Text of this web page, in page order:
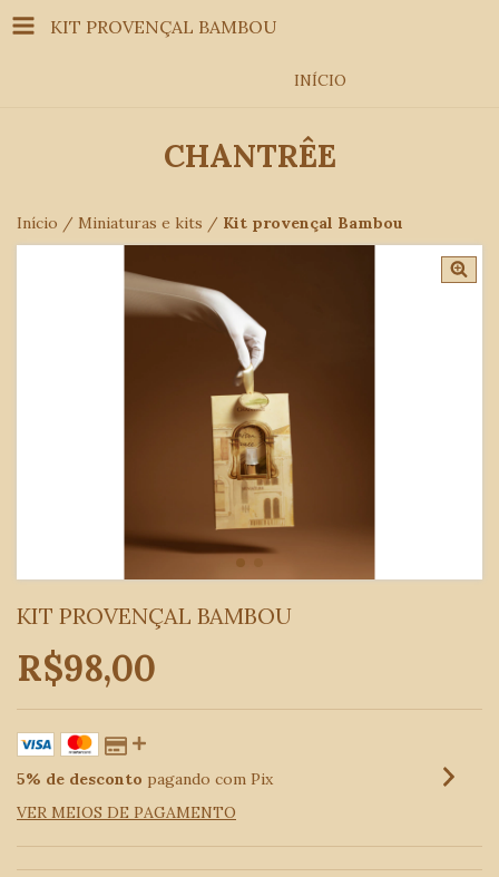
KIT PROVENÇAL BAMBOU
INÍCIO
CHANTRÊE
Início / Miniaturas e kits / Kit provençal Bambou
KIT PROVENÇAL BAMBOU
R$98,00
5% de desconto pagando com Pix
VER MEIOS DE PAGAMENTO